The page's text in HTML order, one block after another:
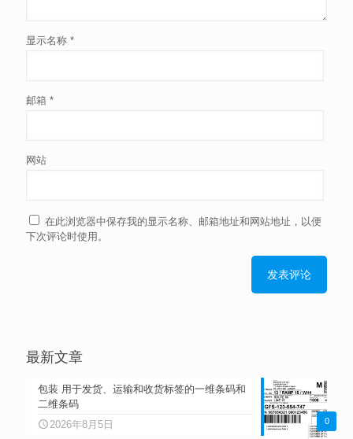
显示名称 *
邮箱 *
网站
在此浏览器中保存我的显示名称、邮箱地址和网站地址，以便
下次评论时使用。
最新文章
0
包装 用于发货、运输和收货标签的一维条码和
二维条码
2026年8月5日